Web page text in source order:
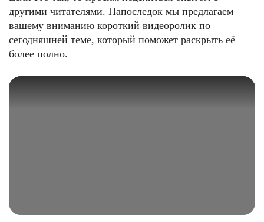
ФОТО: inversiya.com
другими читателями. Напоследок мы предлагаем
вашему вниманию короткий видеоролик по
сегодняшней теме, который поможет раскрыть её
более полно.